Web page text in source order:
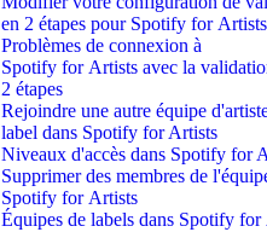
en 2 étapes pour Spotify for Artists
Problèmes de connexion à
Spotify for Artists avec la
2 étapes
Rejoindre une autre équipe
label dans Spotify for Artists
Niveaux d'accès dans Spotify for
Supprimer des membres de
Spotify for Artists
Équipes de labels dans Spotify for